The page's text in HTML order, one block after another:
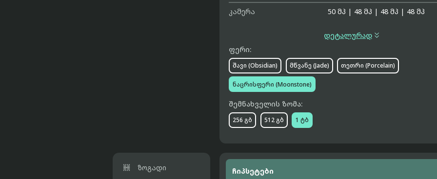
კამერა
50 მპ | 48 მპ | 48 მპ | 48 მპ
დეტალურად
ფერი:
შავი (Obsidian) მწვანე (Jade) თეთრი (Porcelain)
ნაცრისფერი (Moonstone)
შემნახველის ზომა:
256 გბ 512 გბ 1 ტბ
 ზოგადი ჩიპსეტები